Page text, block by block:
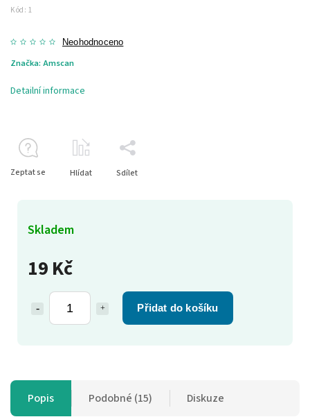
Kód: 1
Neohodnoceno
Značka: Amscan
19 Kč
Přidat do košíku
Skladem
Detailní informace
Zeptat se Hlídat Sdílet
Popis Podobné (15) Diskuze